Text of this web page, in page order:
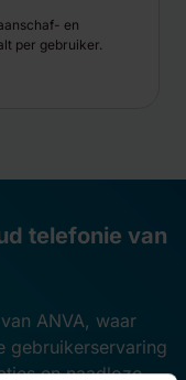
en
per gebruiker.
telefonie van
ANVA, waar
gebruikerservaring
en naadloze